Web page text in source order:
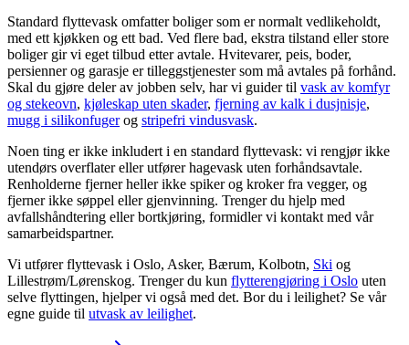
Standard flyttevask omfatter boliger som er normalt vedlikeholdt,
med ett kjøkken og ett bad. Ved flere bad, ekstra tilstand eller store
boliger gir vi eget tilbud etter avtale. Hvitevarer, peis, boder,
persienner og garasje er tilleggstjenester som må avtales på forhånd.
Skal du gjøre deler av jobben selv, har vi guider til vask av komfyr
og stekeovn, kjøleskap uten skader, fjerning av kalk i dusjnisje,
mugg i silikonfugerog stripefri vindusvask.
Noen ting er ikke inkludert i en standard flyttevask: vi rengjør ikke
utendørs overflater eller utfører hagevask uten forhåndsavtale.
Renholderne fjerner heller ikke spiker og kroker fra vegger, og
fjerner ikke søppel eller gjenvinning. Trenger du hjelp med
avfallshåndtering eller bortkjøring, formidler vi kontakt med vår
samarbeidspartner.
Vi utfører flyttevask i Oslo, Asker, Bærum, Kolbotn, Ski og
Lillestrøm/Lørenskog. Trenger du kun flytterengjøring i Oslo uten
selve flyttingen, hjelper vi også med det. Bor du i leilighet? Se vår
egne guide til utvask av leilighet.